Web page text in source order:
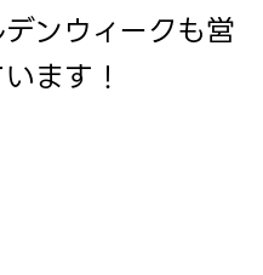
ンウィークも営
ます！